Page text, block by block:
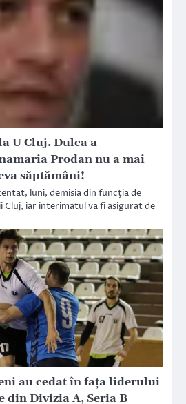
U Cluj. Dulca a
Prodan nu a mai
săptămâni!
luni, demisia din funcţia de
iar interimatul va fi asigurat de
au cedat în fața liderului
din Divizia A, Seria B